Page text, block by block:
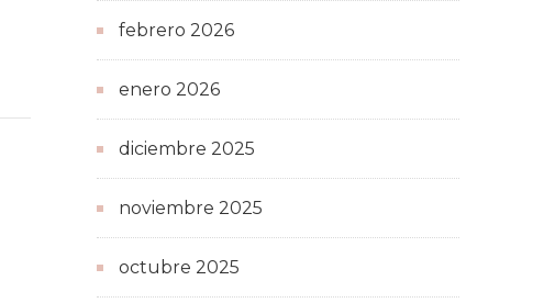
febrero 2026
enero 2026
diciembre 2025
noviembre 2025
octubre 2025